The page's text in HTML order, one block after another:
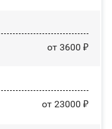
от 3600 ₽
от 23000 ₽